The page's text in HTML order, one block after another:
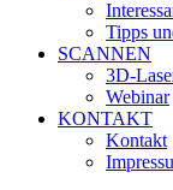
Tipps
SCANNEN
3D-
Webinar
KONTAKT
Kontakt